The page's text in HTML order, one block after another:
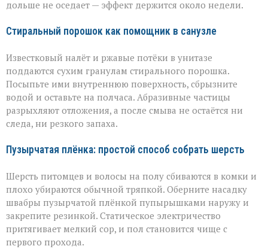
дольше не оседает — эффект держится около недели.
Стиральный порошок как помощник в санузле
Известковый налёт и ржавые потёки в унитазе
поддаются сухим гранулам стирального порошка.
Посыпьте ими внутреннюю поверхность, сбрызните
водой и оставьте на полчаса. Абразивные частицы
разрыхляют отложения, а после смыва не остаётся ни
следа, ни резкого запаха.
Пузырчатая плёнка: простой способ собрать шерсть
Шерсть питомцев и волосы на полу сбиваются в комки и
плохо убираются обычной тряпкой. Оберните насадку
швабры пузырчатой плёнкой пупырышками наружу и
закрепите резинкой. Статическое электричество
притягивает мелкий сор, и пол становится чище с
первого прохода.